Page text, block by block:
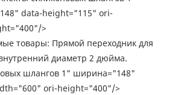
data-height="115" ori-
>
шлангов 1" ширина="148"
ori-height="400"/>